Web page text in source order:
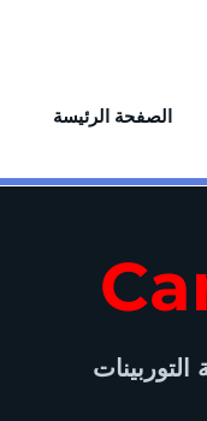
الصفحة الرئيسة